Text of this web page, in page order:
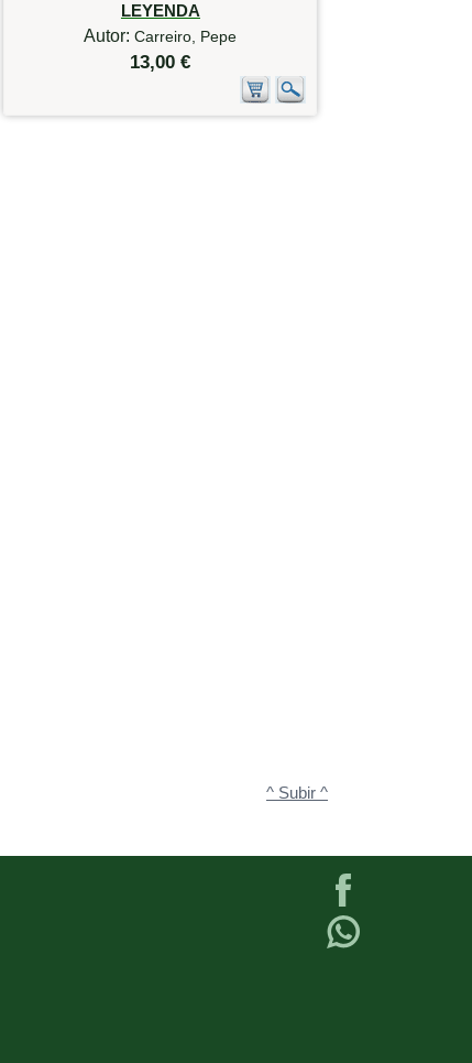
LEYENDA
Autor:Carreiro, Pepe
13,00 €
^ Subir ^